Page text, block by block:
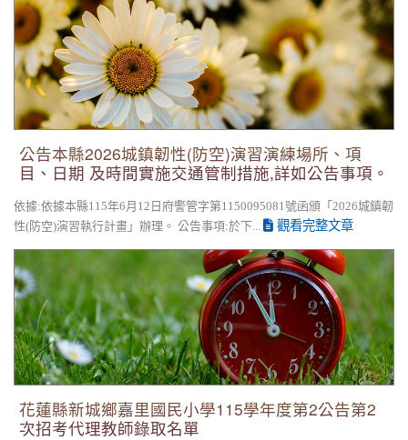
間實施交通管制措施,詳如公告事項。
公告本縣2026城鎮韌性(防空)演習演練場所、項
目、日期 及時間實施交通管制措施,詳如公告事項。
依據:依據本縣115年6月12日府警管字第1150095081號函頒「2026城鎮韌
性(防空)演習執行計畫」辦理。 公告事項:於下...
觀看完整文章
花蓮縣新城鄉嘉里國民小學115學年度第2公告第2次招考代理教
師錄取名單
花蓮縣新城鄉嘉里國民小學115學年度第2公告第2
次招考代理教師錄取名單